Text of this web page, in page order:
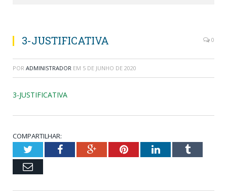
3-JUSTIFICATIVA 0
POR ADMINISTRADOR EM 5 DE JUNHO DE 2020
3-JUSTIFICATIVA
COMPARTILHAR:
TwitterFacebookGoogle+PinterestLinkedInTumblr
Email